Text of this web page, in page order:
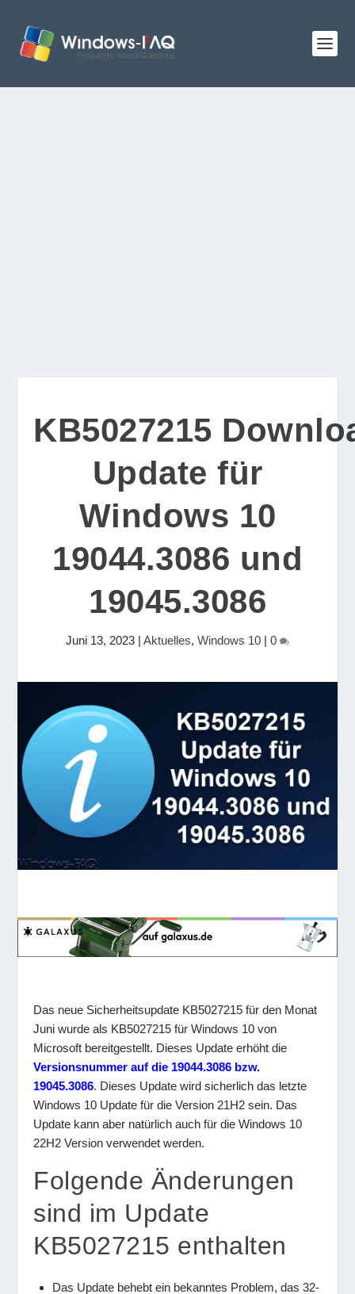
KB5027215
Update für
Windows 10
19044.3086 und
19045.3086
Juni 13, 2023 | Aktuelles, Windows 10 | 0
Das neue Sicherheitsupdate KB5027215 für den Monat
Juni wurde als KB5027215 für Windows 10 von
Microsoft bereitgestellt. Dieses Update erhöht die
Versionsnummer auf die 19044.3086 bzw.
19045.3086. Dieses Update wird sicherlich das letzte
Windows 10 Update für die Version 21H2 sein. Das
Update kann aber natürlich auch für die Windows 10
22H2 Version verwendet werden.
Folgende Änderungen
sind im Update
KB5027215 enthalten
Das Update behebt ein bekanntes Problem, das 32-